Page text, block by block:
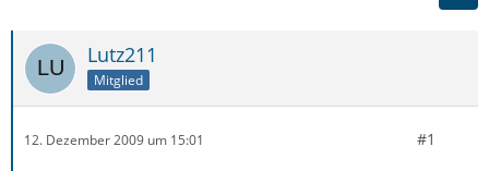
Lutz211
Mitglied
12. Dezember 2009 um 15:01 #1